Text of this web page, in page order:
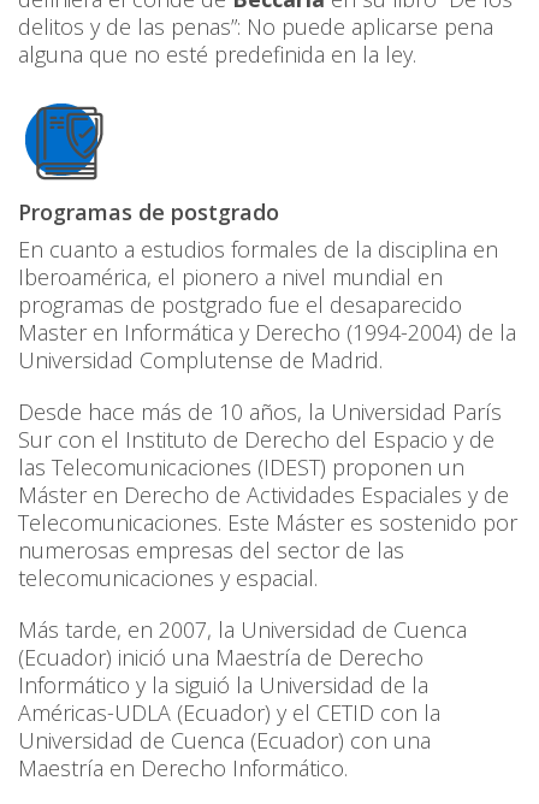
delitos y de las penas”: No puede aplicarse pena
alguna que no esté predefinida en la ley.
Programas de postgrado
En cuanto a estudios formales de la disciplina en
Iberoamérica, el pionero a nivel mundial en
programas de postgrado fue el desaparecido
Master en Informática y Derecho (1994-2004) de la
Universidad Complutense de Madrid.
Desde hace más de 10 años, la Universidad París
Sur con el Instituto de Derecho del Espacio y de
las Telecomunicaciones (IDEST) proponen un
Máster en Derecho de Actividades Espaciales y de
Telecomunicaciones. Este Máster es sostenido por
numerosas empresas del sector de las
telecomunicaciones y espacial.
Más tarde, en 2007, la Universidad de Cuenca
(Ecuador) inició una Maestría de Derecho
Informático y la siguió la Universidad de la
Américas-UDLA (Ecuador) y el CETID con la
Universidad de Cuenca (Ecuador) con una
Maestría en Derecho Informático.